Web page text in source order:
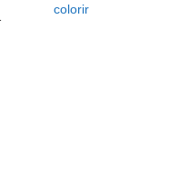
colorir